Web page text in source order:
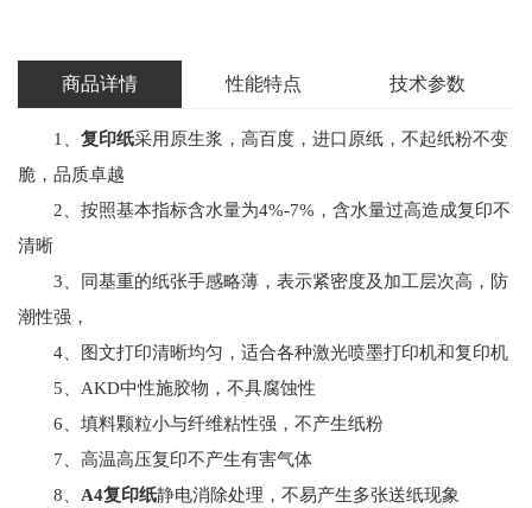
商品详情 性能特点 技术参数
1、 复印纸采用原生浆，高百度，进口原纸，不起纸粉不变
脆，品质卓越
2、按照基本指标含水量为4%-7%，含水量过高造成复印不
清晰
3、同基重的纸张手感略薄，表示紧密度及加工层次高，防
潮性强，
4、图文打印清晰均匀，适合各种激光喷墨打印机和复印机
5、AKD中性施胶物，不具腐蚀性
6、填料颗粒小与纤维粘性强，不产生纸粉
7、高温高压复印不产生有害气体
8、 A4复印纸静电消除处理，不易产生多张送纸现象